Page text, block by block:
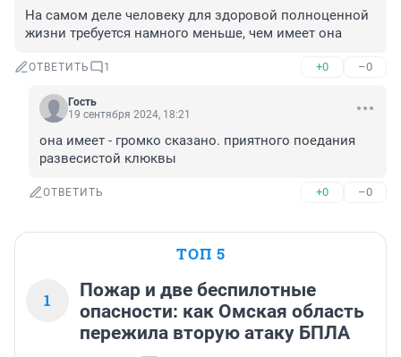
На самом деле человеку для здоровой полноценной
жизни требуется намного меньше, чем имеет она
ОТВЕТИТЬ 1 +0 –0
Гость
19 сентября 2024, 18:21
она имеет - громко сказано. приятного поедания
развесистой клюквы
ОТВЕТИТЬ +0 –0
ТОП 5
1
Пожар и две беспилотные
опасности: как Омская область
пережила вторую атаку БПЛА